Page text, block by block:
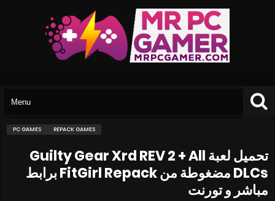
PC GAMES REPACK GAMES
تحميل لعبة Guilty Gear Xrd REV 2 + All
DLCs مضغوطة من FitGirl Repack برابط
مباشر و تورنت